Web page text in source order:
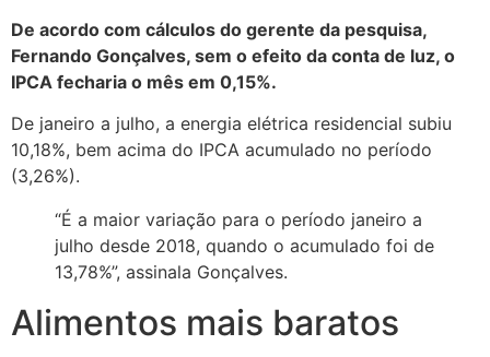
De acordo com cálculos do gerente da pesquisa,
Fernando Gonçalves, sem o efeito da conta de luz, o
IPCA fecharia o mês em 0,15%.
De janeiro a julho, a energia elétrica residencial subiu
10,18%, bem acima do IPCA acumulado no período
(3,26%).
“É a maior variação para o período janeiro a
julho desde 2018, quando o acumulado foi de
13,78%”, assinala Gonçalves.
Alimentos mais baratos